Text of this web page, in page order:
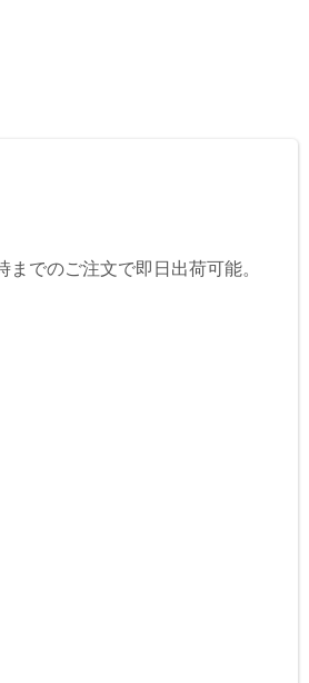
でのご注文で即日出荷可能。